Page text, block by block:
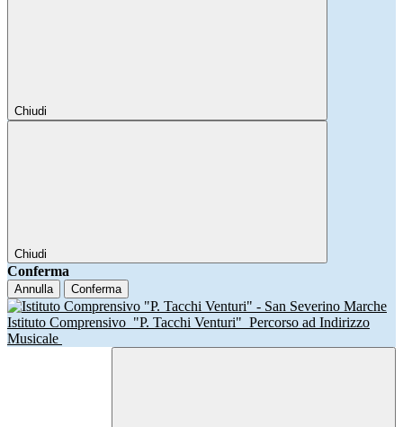
Chiudi
Chiudi
Conferma
Annulla Conferma
Istituto Comprensivo "P. Tacchi Venturi" Percorso ad Indirizzo
Musicale